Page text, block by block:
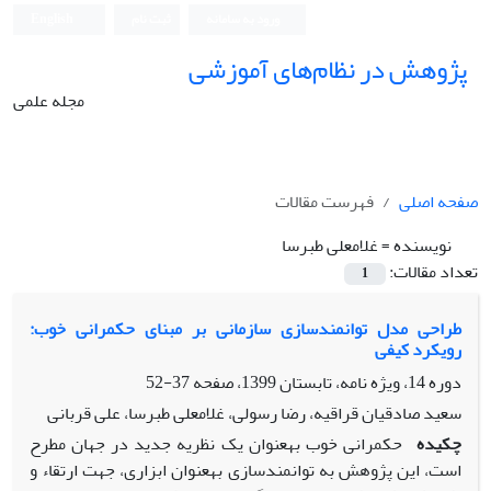
پژوهش در نظام‌های آموزشی
مجله علمی
صفحه اصلی
فهرست مقالات
نویسنده =غلامعلی طبرسا
تعداد مقالات:
1
طراحی مدل توانمندسازی سازمانی بر مبنای حکمرانی خوب:
رویکرد کیفی
دوره 14، ویژه نامه، تابستان 1399، صفحه
37-52
سعید صادقیان قراقیه، رضا رسولی، غلامعلی طبرسا، علی قربانی
چکیده حکمرانی خوب به‏عنوان یک نظریه جدید در جهان مطرح
است، این پژوهش به توانمندسازی به‏عنوان ابزاری، جهت ارتقاء و